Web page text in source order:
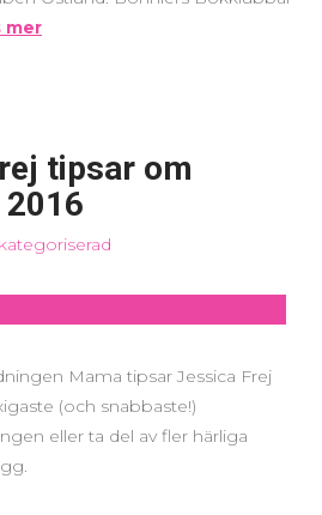
mer
tipsar om
Mama tipsar Jessica Frej
(och snabbaste!)
eller ta del av fler härliga